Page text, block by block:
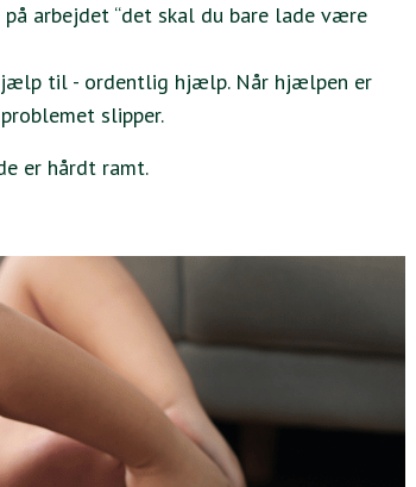
arbejdet “det skal du bare lade være
til - ordentlig hjælp. Når hjælpen er
slipper.
er hårdt ramt.